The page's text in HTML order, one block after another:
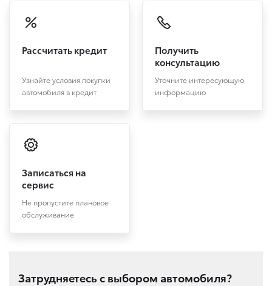
Рассчитать кредит
Узнайте условия покупки
автомобиля в кредит
Получить
консультацию
Уточните интересующую
информацию
Записаться на
сервис
Не пропустите плановое
обслуживание
Затрудняетесь с выбором автомобиля?